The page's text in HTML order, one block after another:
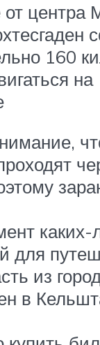
от центра
160
на
каких-
для
из
в